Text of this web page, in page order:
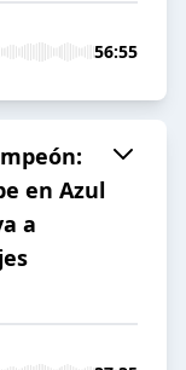
56:55
en Azul
a